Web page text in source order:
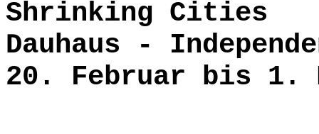
Shrinking Cities
Dauhaus -
20. Februar bis 1.